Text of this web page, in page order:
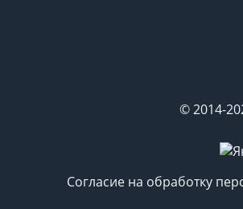
© 2014-
Согласие на обработку